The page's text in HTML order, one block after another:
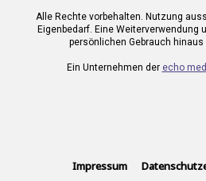
Alle Rechte vorbehalten. Nutzung
Eigenbedarf. Eine Weiterverwendung
persönlichen Gebrauch
Ein Unternehmen der echo
Impressum